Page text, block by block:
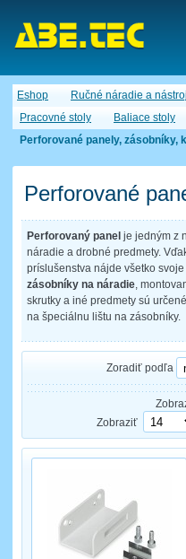
Eshop Ručné náradie a
Pracovné stoly
Baliace stoly
Perforované panely, zásobníky,
Perforované
Perforovaný panel je jedným z
náradie a drobné predmety.
príslušenstva nájde všetko
zásobníky na náradie ,
skrutky a iné predmety sú určené
na špeciálnu lištu na zásobníky.
Zoradiť podľa
Zobraziť